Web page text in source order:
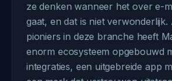
ze denken wanneer het over e-
gaat, en dat is niet verwonderlijk.
pioniers in deze branche heeft
enorm ecosysteem opgebouwd
integraties, een uitgebreide app